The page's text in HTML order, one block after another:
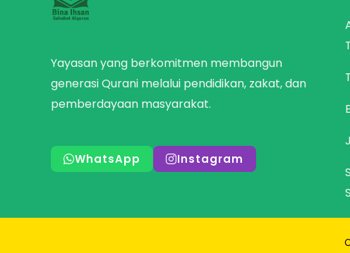
Yayasan yang berkomitmen membangun
generasi Qurani melalui pendidikan, zakat, dan
pemberdayaan masyarakat.
WhatsApp Instagram